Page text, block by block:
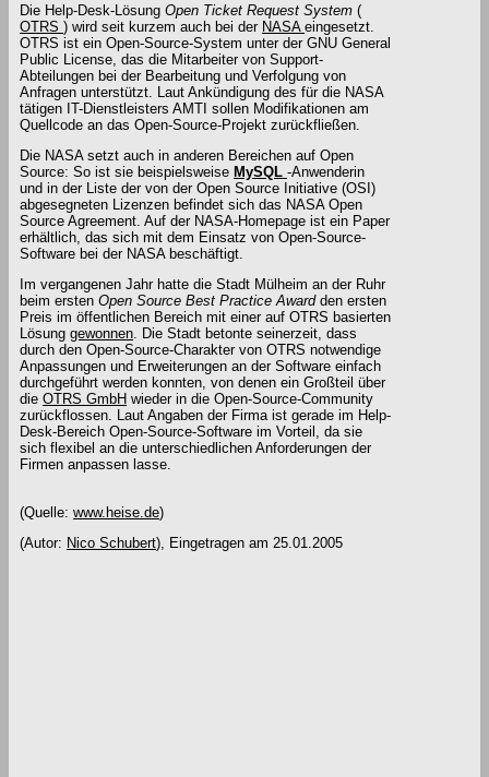
Die Help-Desk-Lösung Open Ticket Request System (
OTRS ) wird seit kurzem auch bei der NASA eingesetzt.
OTRS ist ein Open-Source-System unter der GNU General
Public License, das die Mitarbeiter von Support-
Abteilungen bei der Bearbeitung und Verfolgung von
Anfragen unterstützt. Laut Ankündigung des für die NASA
tätigen IT-Dienstleisters AMTI sollen Modifikationen am
Quellcode an das Open-Source-Projekt zurückfließen.
Die NASA setzt auch in anderen Bereichen auf Open
Source: So ist sie beispielsweise MySQL -Anwenderin
und in der Liste der von der Open Source Initiative (OSI)
abgesegneten Lizenzen befindet sich das NASA Open
Source Agreement. Auf der NASA-Homepage ist ein Paper
erhältlich, das sich mit dem Einsatz von Open-Source-
Software bei der NASA beschäftigt.
Im vergangenen Jahr hatte die Stadt Mülheim an der Ruhr
beim ersten Open Source Best Practice Award den ersten
Preis im öffentlichen Bereich mit einer auf OTRS basierten
Lösung gewonnen. Die Stadt betonte seinerzeit, dass
durch den Open-Source-Charakter von OTRS notwendige
Anpassungen und Erweiterungen an der Software einfach
durchgeführt werden konnten, von denen ein Großteil über
die OTRS GmbH wieder in die Open-Source-Community
zurückflossen. Laut Angaben der Firma ist gerade im Help-
Desk-Bereich Open-Source-Software im Vorteil, da sie
sich flexibel an die unterschiedlichen Anforderungen der
Firmen anpassen lasse.
(Quelle: www.heise.de)
(Autor: Nico Schubert), Eingetragen am 25.01.2005